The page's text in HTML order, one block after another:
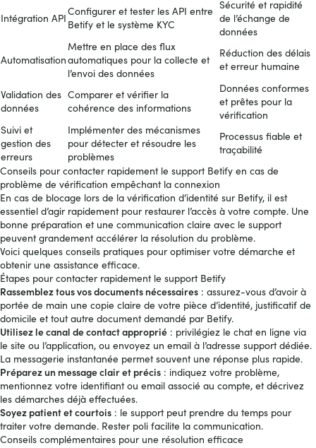
Intégration API
Configurer et tester les API entre
Betify et le système KYC
Sécurité et rapidité
de l’échange de
données
Automatisation
Mettre en place des flux
automatiques pour la collecte et
l’envoi des données
Réduction des délais
et erreur humaine
Validation des
données
Comparer et vérifier la
cohérence des informations
Données conformes
et prêtes pour la
vérification
Suivi et
gestion des
erreurs
Implémenter des mécanismes
pour détecter et résoudre les
problèmes
Processus fiable et
traçabilité
Conseils pour contacter rapidement le support Betify en cas de
problème de vérification empêchant la connexion
En cas de blocage lors de la vérification d’identité sur Betify, il est
essentiel d’agir rapidement pour restaurer l’accès à votre compte. Une
bonne préparation et une communication claire avec le support
peuvent grandement accélérer la résolution du problème.
Voici quelques conseils pratiques pour optimiser votre démarche et
obtenir une assistance efficace.
Étapes pour contacter rapidement le support Betify
Rassemblez tous vos documents nécessaires : assurez-vous d’avoir à
portée de main une copie claire de votre pièce d’identité, justificatif de
domicile et tout autre document demandé par Betify.
Utilisez le canal de contact approprié : privilégiez le chat en ligne via
le site ou l’application, ou envoyez un email à l’adresse support dédiée.
La messagerie instantanée permet souvent une réponse plus rapide.
Préparez un message clair et précis : indiquez votre problème,
mentionnez votre identifiant ou email associé au compte, et décrivez
les démarches déjà effectuées.
Soyez patient et courtois : le support peut prendre du temps pour
traiter votre demande. Rester poli facilite la communication.
Conseils complémentaires pour une résolution efficace